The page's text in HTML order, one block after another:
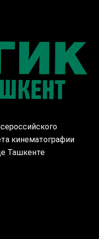
кинематографии
Ташкенте